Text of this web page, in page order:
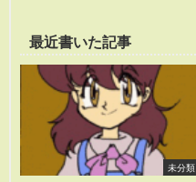
最近書いた記事
未分類